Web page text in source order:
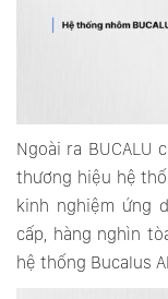
Ngoài ra
thương hiệu hệ
kinh nghiệm ứng
cấp, hàng nghìn
hệ thống Bucalus